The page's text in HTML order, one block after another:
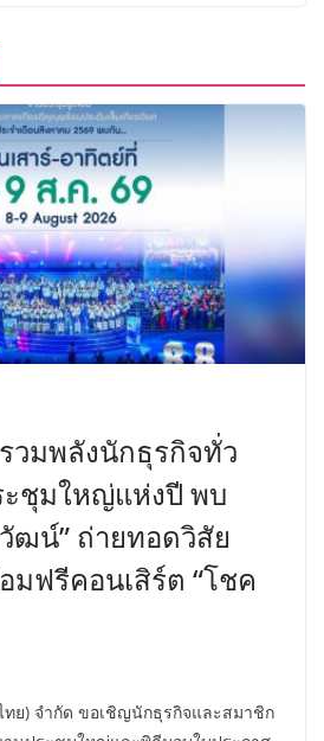
วมพลังนักธุรกิจทั่ว
ะชุมใหญ่แห่งปี พบ
ฒน์” ถ่ายทอดวิสัย
ฟรีคอนเสิร์ต “โชค
ทย) จำกัด ขอเชิญนักธุรกิจและสมาชิก